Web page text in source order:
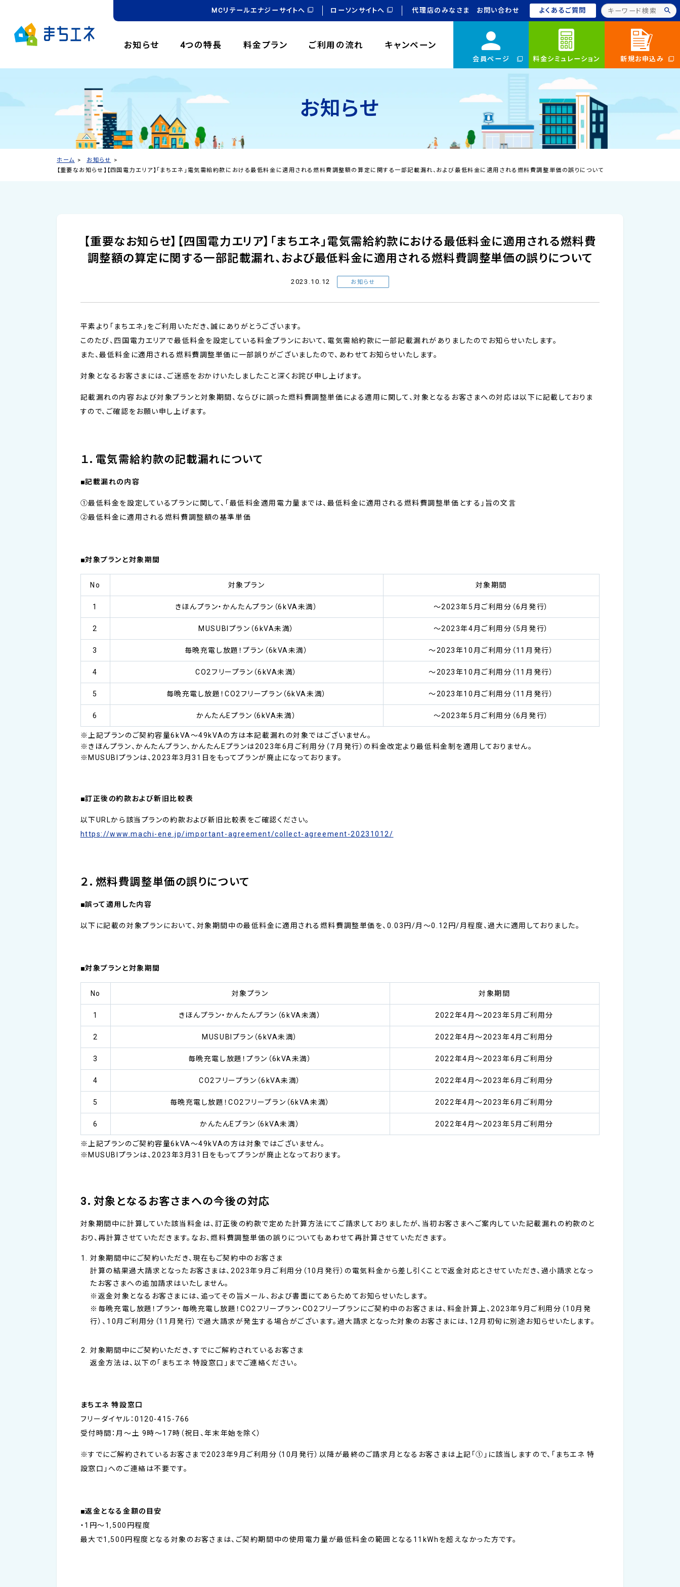
会員ページ 料金シミュレーション 新規お申込み
お知らせ 4つの特長 料金プラン ご利用の流れ キャンペーン
MCリテールエナジーサイトへ ローソンサイトへ 代理店のみなさま お問い合わせ よくあるご質問
お知らせ
ホーム
お知らせ
【重要なお知らせ】【四国電力エリア】「まちエネ」電気需給約款における最低料金に適用される燃料費調整額の算定に関する一部記載漏れ、および最低料金に適用される燃料費調整単価の誤りについて
【重要なお知らせ】【四国電力エリア】「まちエネ」電気需給約款における最低料金に適用される燃料費
調整額の算定に関する一部記載漏れ、および最低料金に適用される燃料費調整単価の誤りについて
2023.10.12 お知らせ
平素より「まちエネ」をご利用いただき、誠にありがとうございます。
このたび、四国電力エリアで最低料金を設定している料金プランにおいて、電気需給約款に一部記載漏れがありましたのでお知らせいたします。
また、最低料金に適用される燃料費調整単価に一部誤りがございましたので、あわせてお知らせいたします。
対象となるお客さまには、ご迷惑をおかけいたしましたこと深くお詫び申し上げます。
記載漏れの内容および対象プランと対象期間、ならびに誤った燃料費調整単価による適用に関して、対象となるお客さまへの対応は以下に記載しておりま
すので、ご確認をお願い申し上げます。
１．電気需給約款の記載漏れについて
■記載漏れの内容
①最低料金を設定しているプランに関して、「最低料金適用電力量までは、最低料金に適用される燃料費調整単価とする」旨の文言
②最低料金に適用される燃料費調整額の基準単価
■対象プランと対象期間
No 対象プラン 対象期間
1 きほんプラン・かんたんプラン（6kVA未満） ～2023年5月ご利用分（6月発行）
2 MUSUBIプラン（6kVA未満） ～2023年4月ご利用分（5月発行）
3 毎晩充電し放題！プラン（6kVA未満） ～2023年10月ご利用分（11月発行）
4 CO2フリープラン（6kVA未満） ～2023年10月ご利用分（11月発行）
5 毎晩充電し放題！CO2フリープラン（6kVA未満） ～2023年10月ご利用分（11月発行）
6 かんたんEプラン（6kVA未満） ～2023年5月ご利用分（6月発行）
※上記プランのご契約容量6kVA～49kVAの方は本記載漏れの対象ではございません。
※きほんプラン、かんたんプラン、かんたんEプランは2023年6月ご利用分（７月発行）の料金改定より最低料金制を適用しておりません。
※MUSUBIプランは、2023年3月31日をもってプランが廃止になっております。
■訂正後の約款および新旧比較表
以下URLから該当プランの約款および新旧比較表をご確認ください。
https://www.machi-ene.jp/important-agreement/collect-agreement-20231012/
２．燃料費調整単価の誤りについて
■誤って適用した内容
以下に記載の対象プランにおいて、対象期間中の最低料金に適用される燃料費調整単価を、0.03円/月～0.12円/月程度、過大に適用しておりました。
■対象プランと対象期間
No 対象プラン 対象期間
1 きほんプラン・かんたんプラン（6kVA未満） 2022年4月～2023年5月ご利用分
2 MUSUBIプラン（6kVA未満） 2022年4月～2023年4月ご利用分
3 毎晩充電し放題！プラン（6kVA未満） 2022年4月～2023年6月ご利用分
4 CO2フリープラン（6kVA未満） 2022年4月～2023年6月ご利用分
5 毎晩充電し放題！CO2フリープラン（6kVA未満） 2022年4月～2023年6月ご利用分
6 かんたんEプラン（6kVA未満） 2022年4月～2023年5月ご利用分
※上記プランのご契約容量6kVA～49kVAの方は対象ではございません。
※MUSUBIプランは、2023年3月31日をもってプランが廃止となっております。
3．対象となるお客さまへの今後の対応
対象期間中に計算していた該当料金は、訂正後の約款で定めた計算方法にてご請求しておりましたが、当初お客さまへご案内していた記載漏れの約款のと
おり、再計算させていただきます。なお、燃料費調整単価の誤りについてもあわせて再計算させていただきます。
対象期間中にご契約いただき、現在もご契約中のお客さま
計算の結果過大請求となったお客さまは、2023年９月ご利用分（10月発行）の電気料金から差し引くことで返金対応とさせていただき、過小請求となっ
たお客さまへの追加請求はいたしません。
※返金対象となるお客さまには、追ってその旨メール、および書面にてあらためてお知らせいたします。
※毎晩充電し放題！プラン・毎晩充電し放題！CO2フリープラン・CO2フリープランにご契約中のお客さまは、料金計算上、2023年9月ご利用分（10月発
行）、10月ご利用分（11月発行）で過大請求が発生する場合がございます。過大請求となった対象のお客さまには、12月初旬に別途お知らせいたします。
対象期間中にご契約いただき、すでにご解約されているお客さま
返金方法は、以下の「まちエネ 特設窓口」までご連絡ください。
まちエネ 特設窓口
フリーダイヤル：0120-415-766
受付時間：月～土 9時～17時（祝日、年末年始を除く）
※すでにご解約されているお客さまで2023年9月ご利用分（10月発行）以降が最終のご請求月となるお客さまは上記「①」に該当しますので、「まちエネ 特
設窓口」へのご連絡は不要です。
■返金となる金額の目安
・1円～1,500円程度
最大で1,500円程度となる対象のお客さまは、ご契約期間中の使用電力量が最低料金の範囲となる11kWhを超えなかった方です。